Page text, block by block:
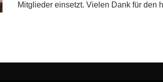
Mitglieder einsetzt. Vielen Dank für den